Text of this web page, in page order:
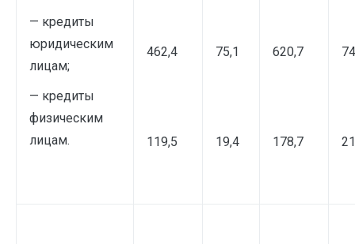
— кредиты
юридическим
лицам;
— кредиты
физическим
лицам.
462,4
119,5
75,1
19,4
620,7
178,7